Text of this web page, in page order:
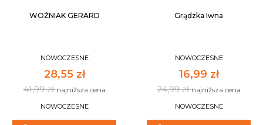
WOŹNIAK GERARD
NOWOCZESNE
28,55 zł
41,99 złnajniższa cena
NOWOCZESNE
Grądzka Iwna
NOWOCZESNE
16,99 zł
24,99 złnajniższa cena
NOWOCZESNE